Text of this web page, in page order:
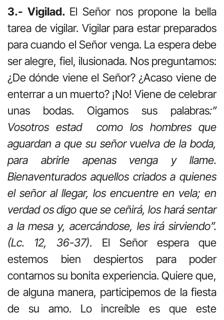
3.- Vigilad. El Señor nos propone la bella
tarea de vigilar. Vigilar para estar preparados
para cuando el Señor venga. La espera debe
ser alegre, fiel, ilusionada. Nos preguntamos:
¿De dónde viene el Señor? ¿Acaso viene de
enterrar a un muerto? ¡No! Viene de celebrar
unas bodas. Oigamos sus palabras:”
Vosotros estad como los hombres que
aguardan a que su señor vuelva de la boda,
para abrirle apenas venga y llame.
Bienaventurados aquellos criados a quienes
el señor al llegar, los encuentre en vela; en
verdad os digo que se ceñirá, los hará sentar
a la mesa y, acercándose, les irá sirviendo”.
(Lc. 12, 36-37). El Señor espera que
estemos bien despiertos para poder
contarnos su bonita experiencia. Quiere que,
de alguna manera, participemos de la fiesta
de su amo. Lo increíble es que este